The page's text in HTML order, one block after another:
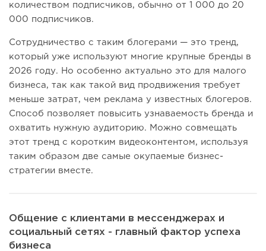
количеством подписчиков, обычно от 1 000 до 20
000 подписчиков.
Сотрудничество с таким блогерами — это тренд,
который уже используют многие крупные бренды в
2026 году. Но особенно актуально это для малого
бизнеса, так как такой вид продвижения требует
меньше затрат, чем реклама у известных блогеров.
Способ позволяет повысить узнаваемость бренда и
охватить нужную аудиторию. Можно совмещать
этот тренд с коротким видеоконтентом, используя
таким образом две самые окупаемые бизнес-
стратегии вместе.
Общение с клиентами в мессенджерах и
социальный сетях - главный фактор успеха
бизнеса